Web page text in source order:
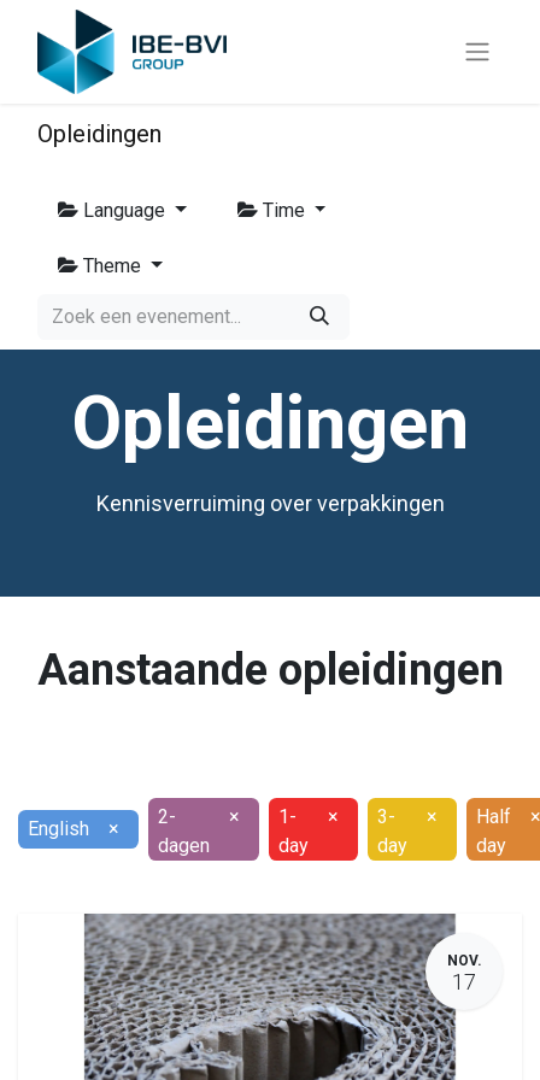
Opleidingen
Language Time
Theme
Opleidingen
Kennisverruiming over verpakkingen
Aanstaande opleidingen
English ×
2-
dagen
×
1-
day
×
3-
day
×
Half
day
×
NOV.
17